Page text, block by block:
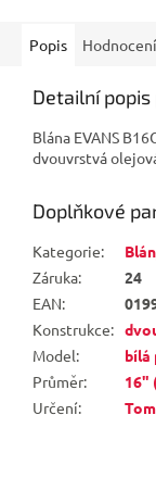
Popis Hodnocení
Detailní
Blána EVANS
dvouvrstvá
Doplňkové
Kategorie:
Záruka:
24
EAN:
Konstrukce:
Model:
bílá
Průměr:
16"
Určení: